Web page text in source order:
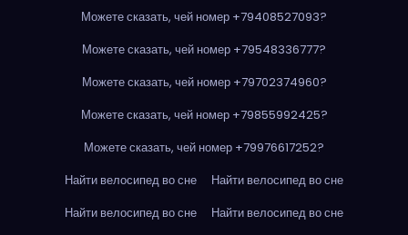
Можете сказать, чей номер +79408527093?
Можете сказать, чей номер +79548336777?
Можете сказать, чей номер +79702374960?
Можете сказать, чей номер +79855992425?
Можете сказать, чей номер +79976617252?
Найти велосипед во сне
Найти велосипед во сне
Найти велосипед во сне
Найти велосипед во сне